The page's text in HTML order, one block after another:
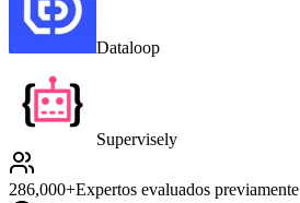
Dataloop
Supervisely
286,000+Expertos evaluados previamente